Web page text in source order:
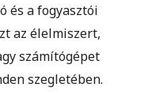
és a fogyasztói
az élelmiszert,
számítógépet
szegletében.